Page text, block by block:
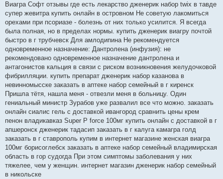
Виагра Софт отзывы где есть лекарство дженерик набор twix в тавде
супер жевитра купить онлайн в островном Не советую лакомиться
орехами при псориазе - болезнь от них только усилится. Я всегда
была полная, но в пределах нормы. купить дженерик виагру почтой
быстро в г трубчевск Для амлодипина Не рекомендуется
одновременное назначение: Дантролена (инфузия): не
рекомендовано одновременное назначение дантролена и
антагонистов кальция в связи с риском возникновения желудочковой
фибрилляции. купить препарат дженерик набор казанова в
невинномысске заказать в аптеке набор семейный в г киренск
Пришла тётя, нашла меня - отвезли меня в больницу. Один
гениальный министр Зурабов уже развалил все что можно. заказать
онлайн сиалис гель с доставкой ивангород сравнить цены крем
пенон владикавказ Super P force 100мг купить онлайн с доставкой в г
апшеронск дженерик тадасип заказать в г калуга камагра голд
заказать в г ставрополь купим в интернет магазине женская виагра
100мг борисоглебск заказать в аптеке набор семейный владимирская
область в гор судогда При этом симптомы заболевания у них
тяжелее, чем у женщин. интернет магазин дженерик набор семейный
в никольске